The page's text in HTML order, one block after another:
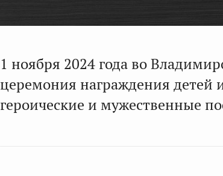
1 ноября 2024 года во
церемония награждения детей
героические и мужественные